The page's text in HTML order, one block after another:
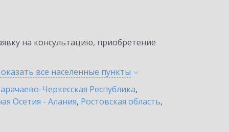
на консультацию, приобретение
все населенные пункты
Черкесская Республика,
Осетия - Алания, Ростовская область,